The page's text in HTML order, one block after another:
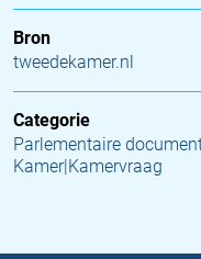
Bron
tweedekamer.nl
Categorie
Parlementaire
Kamer|Kamervraag